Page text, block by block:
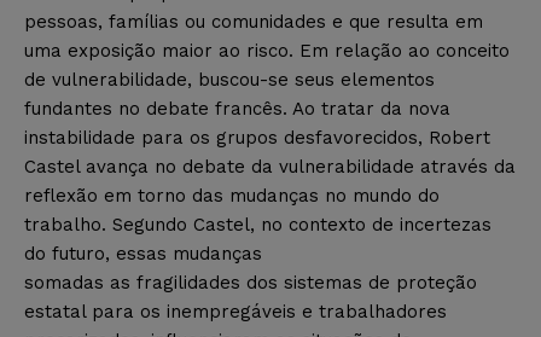
pessoas, famílias ou comunidades e que resulta em
uma exposição maior ao risco. Em relação ao conceito
de vulnerabilidade, buscou-se seus elementos
fundantes no debate francês. Ao tratar da nova
instabilidade para os grupos desfavorecidos, Robert
Castel avança no debate da vulnerabilidade através da
reflexão em torno das mudanças no mundo do
trabalho. Segundo Castel, no contexto de incertezas
do futuro, essas mudanças
somadas as fragilidades dos sistemas de proteção
estatal para os inempregáveis e trabalhadores